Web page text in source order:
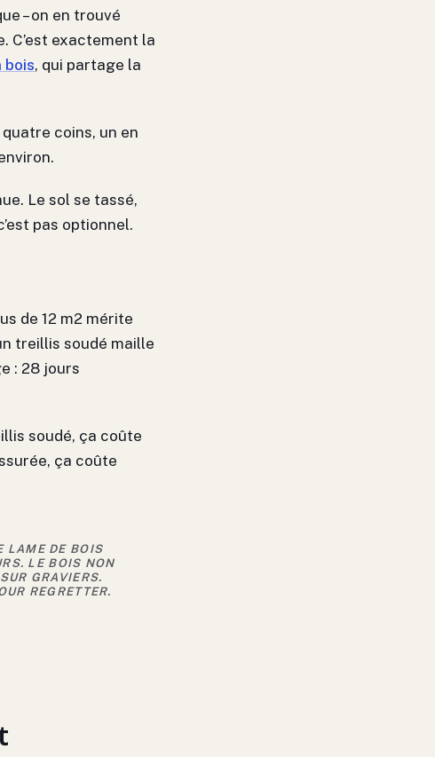
– on en trouvé
C’est exactement la
bois, qui partage la
coins, un en
Le sol se tassé,
pas optionnel.
de 12 m2 mérite
treillis soudé maille
: 28 jours
soudé, ça coûte
ça coûte
LAME DE BOIS
LE BOIS NON
GRAVIERS.
REGRETTER.